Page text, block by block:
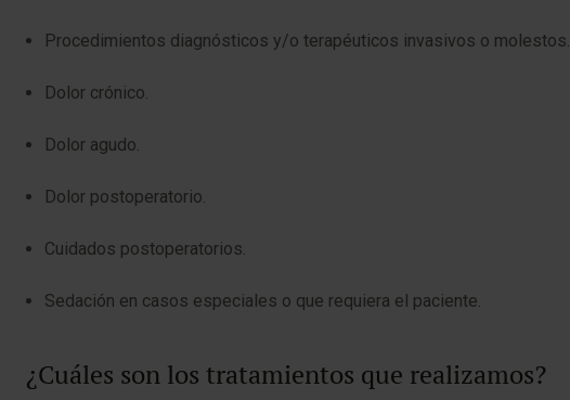
Procedimientos diagnósticos y/o terapéuticos invasivos o molestos.
Dolor crónico.
Dolor agudo.
Dolor postoperatorio.
Cuidados postoperatorios.
Sedación en casos especiales o que requiera el paciente.
¿Cuáles son los tratamientos que realizamos?